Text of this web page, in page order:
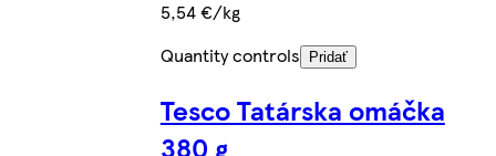
5,54 €/kg
Quantity controls
Pridať
Tesco Tatárska omáčka
380 g